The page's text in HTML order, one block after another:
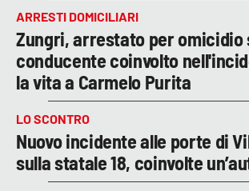
ARRESTI DOMICILIARI
Zungri, arrestato per omicidio
conducente coinvolto
la vita a Carmelo Purita
LO SCONTRO
Nuovo incidente alle porte di
sulla statale 18, coinvolte